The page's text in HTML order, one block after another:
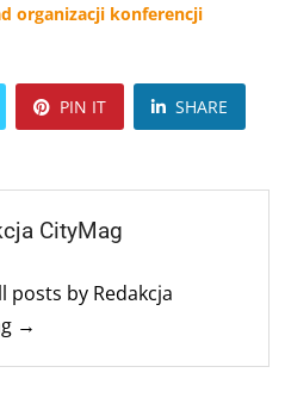
organizacji konferencji
PIN IT SHARE
CityMag
posts by Redakcja
→